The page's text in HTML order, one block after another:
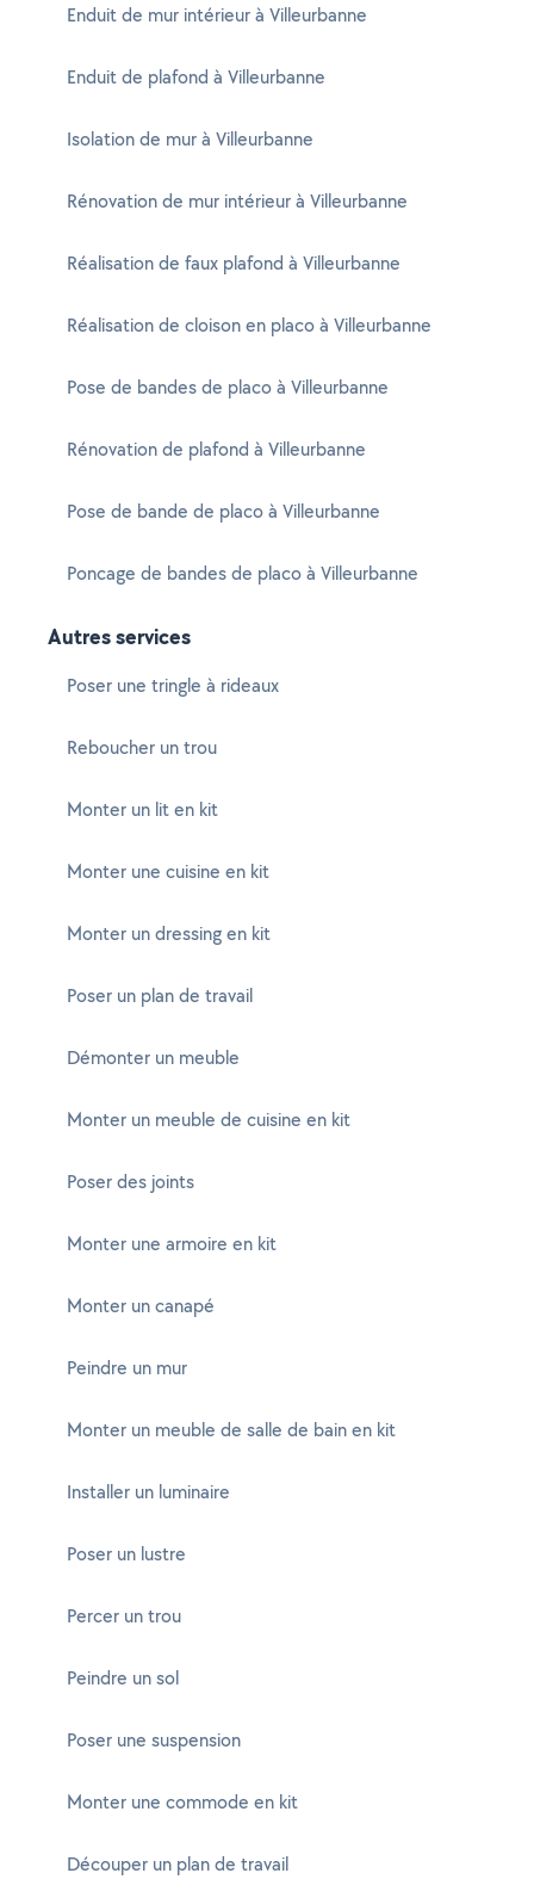
Enduit de mur intérieur à Villeurbanne
Enduit de plafond à Villeurbanne
Isolation de mur à Villeurbanne
Rénovation de mur intérieur à Villeurbanne
Réalisation de faux plafond à Villeurbanne
Réalisation de cloison en placo à Villeurbanne
Pose de bandes de placo à Villeurbanne
Rénovation de plafond à Villeurbanne
Pose de bande de placo à Villeurbanne
Poncage de bandes de placo à Villeurbanne
Autres services
Poser une tringle à rideaux
Reboucher un trou
Monter un lit en kit
Monter une cuisine en kit
Monter un dressing en kit
Poser un plan de travail
Démonter un meuble
Monter un meuble de cuisine en kit
Poser des joints
Monter une armoire en kit
Monter un canapé
Peindre un mur
Monter un meuble de salle de bain en kit
Installer un luminaire
Poser un lustre
Percer un trou
Peindre un sol
Poser une suspension
Monter une commode en kit
Découper un plan de travail